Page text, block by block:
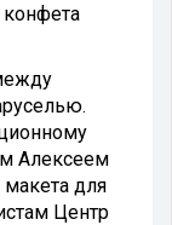
конфета
Алексеем
для
Центр